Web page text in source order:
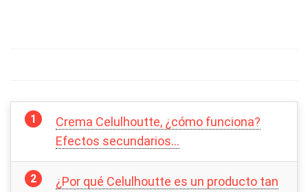
Crema Celulhoutte, ¿cómo funciona?
Efectos secundarios…
¿Por qué Celulhoutte es un producto tan